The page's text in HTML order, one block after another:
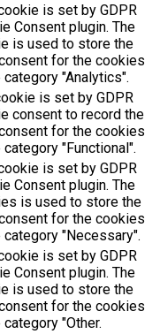
is set by GDPR
Consent plugin. The
is used to store the
for the cookies
category "Analytics".
is set by GDPR
consent to record the
for the cookies
category "Functional".
is set by GDPR
Consent plugin. The
is used to store the
for the cookies
category "Necessary".
is set by GDPR
Consent plugin. The
is used to store the
for the cookies
category "Other.